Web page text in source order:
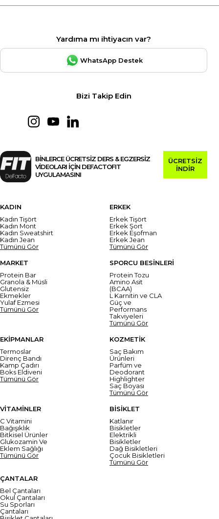
Yardıma mı ihtiyacın var?
WhatsApp Destek
Bizi Takip Edin
BİNLERCE ÜCRETSİZ DERS & EGZERSİZ
VİDEOLARI İÇİN DEFACTOFIT
UYGULAMASINI
ÜCRETSİZ
İNDİR
KADIN
Kadın Tişört
Kadın Mont
Kadın Sweatshirt
Kadın Jean
Tümünü Gör
ERKEK
Erkek Tişört
Erkek Şort
Erkek Eşofman
Erkek Jean
Tümünü Gör
MARKET
Protein Bar
Granola & Müsli
Glutensiz
Ekmekler
Yulaf Ezmesi
Tümünü Gör
SPORCU BESİNLERİ
Protein Tozu
Amino Asit
(BCAA)
L Karnitin ve CLA
Güç ve
Performans
Takviyeleri
Tümünü Gör
EKİPMANLAR
Termoslar
Direnç Bandı
Kamp Çadırı
Boks Eldiveni
Tümünü Gör
KOZMETİK
Saç Bakım
Ürünleri
Parfüm ve
Deodorant
Highlighter
Saç Boyası
Tümünü Gör
VİTAMİNLER
C Vitamini
Bağışıklık
Bitkisel Ürünler
Glukozamin Ve
Eklem Sağlığı
Tümünü Gör
BİSİKLET
Katlanır
Bisikletler
Elektrikli
Bisikletler
Dağ Bisikletleri
Çocuk Bisikletleri
Tümünü Gör
ÇANTALAR
Bel Çantaları
Okul Çantaları
Su Sporları
Çantaları